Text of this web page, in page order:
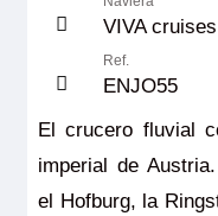
VIVA cruises
Ref.
ENJO55
El crucero fluvial
imperial de
el Hofburg, la